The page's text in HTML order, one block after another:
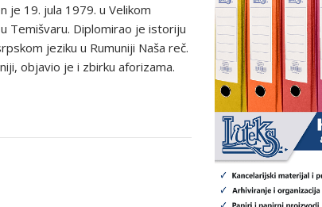
je 19. jula 1979. u Velikom
Temišvaru. Diplomirao je istoriju
jeziku u Rumuniji Naša reč.
objavio je i zbirku aforizama.